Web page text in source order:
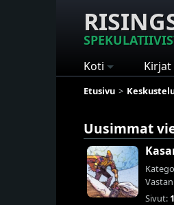
Koti Kirjat
Etusivu
Uusimmat
Sivut: 1